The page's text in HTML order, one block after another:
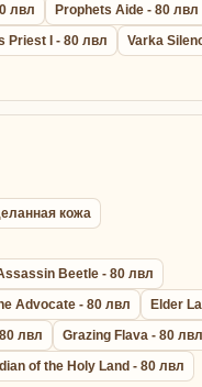
лвл
Prophets Aide - 80 лвл
Priest I - 80 лвл Varka
кожа
Beetle - 80 лвл
Advocate - 80 лвл
Elder
лвл
Grazing Flava - 80 лвл
of the Holy Land - 80 лвл